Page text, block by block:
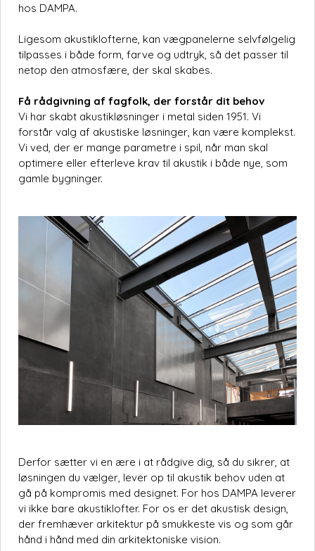
hos DAMPA.
Ligesom akustiklofterne, kan vægpanelerne selvfølgelig
tilpasses i både form, farve og udtryk, så det passer til
netop den atmosfære, der skal skabes.
Få rådgivning af fagfolk, der forstår dit behov
Vi har skabt akustikløsninger i metal siden 1951. Vi
forstår valg af akustiske løsninger, kan være komplekst.
Vi ved, der er mange parametre i spil, når man skal
optimere eller efterleve krav til akustik i både nye, som
gamle bygninger.
Derfor sætter vi en ære i at rådgive dig, så du sikrer, at
løsningen du vælger, lever op til akustik behov uden at
gå på kompromis med designet. For hos DAMPA leverer
vi ikke bare akustiklofter. For os er det akustisk design,
der fremhæver arkitektur på smukkeste vis og som går
hånd i hånd med din arkitektoniske vision.